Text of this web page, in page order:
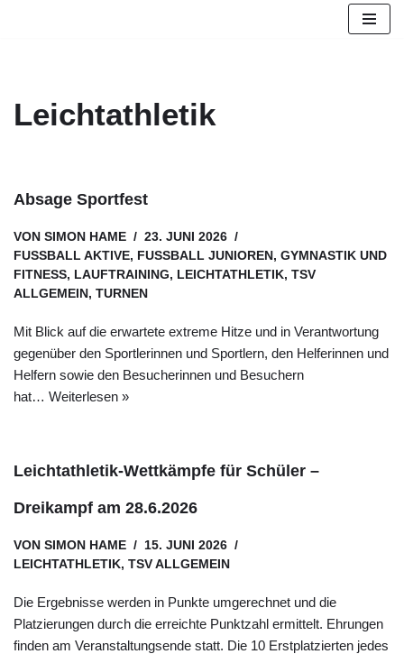
Leichtathletik
Absage Sportfest
VON SIMON HAME
23. JUNI 2026
FUSSBALL AKTIVE
, FUSSBALL JUNIOREN , GYMNASTIK UND
FITNESS, LAUFTRAINING, LEICHTATHLETIK, TSV
ALLGEMEIN , TURNEN
Mit Blick auf die erwartete extreme Hitze und in Verantwortung
gegenüber den Sportlerinnen und Sportlern, den Helferinnen und
Helfern sowie den Besucherinnen und Besuchern
hat… Weiterlesen »
Leichtathletik-Wettkämpfe für Schüler –
Dreikampf am 28.6.2026
VON SIMON HAME
15. JUNI 2026
LEICHTATHLETIK, TSV ALLGEMEIN
Die Ergebnisse werden in Punkte umgerechnet und die
Platzierungen durch die erreichte Punktzahl ermittelt. Ehrungen
finden am Veranstaltungsende statt. Die 10 Erstplatzierten jedes